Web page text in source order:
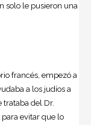
solo le pusieron una
francés, empezó a
a los judíos a
trataba del Dr.
evitar que lo